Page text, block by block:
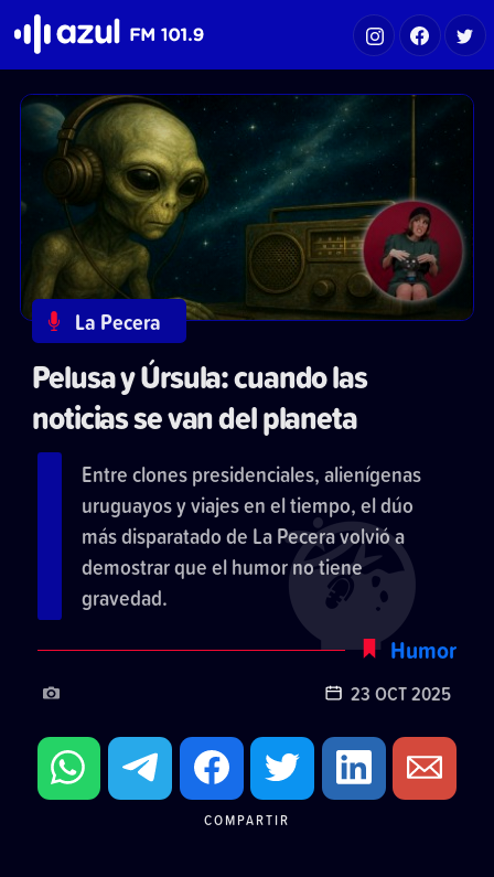
La Pecera
Pelusa y Úrsula: cuando las
noticias se van del planeta
Entre clones presidenciales, alienígenas
uruguayos y viajes en el tiempo, el dúo
más disparatado de La Pecera volvió a
demostrar que el humor no tiene
gravedad.
Humor
23 OCT 2025
COMPARTIR